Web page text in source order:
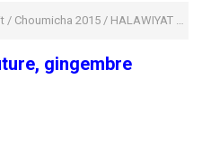
/ Choumicha 2015 / HALAWIYAT
gingembre